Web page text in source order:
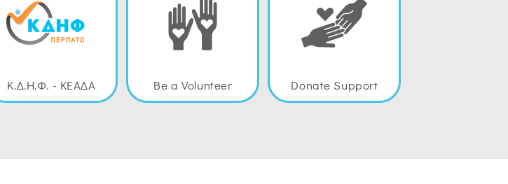
Κ.Δ.Η.Φ. - ΚΕΑΔΑ
Be a Volunteer Donate Support